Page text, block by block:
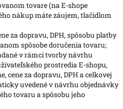
tovare (na E-shope
nákup máte záujem, tlačidlom
za dopravu, DPH, spôsobu platby
spôsobe doručenia tovaru;
v rámci tvorby návrhu
prostredia E-shopu,
cene za dopravu, DPH a celkovej
uvedené v návrhu objednávky
tovaru a spôsobu jeho